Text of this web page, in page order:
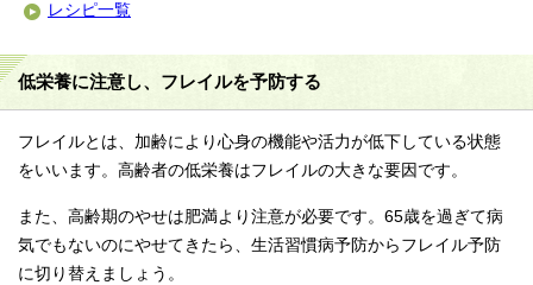
レシピ一覧
低栄養に注意し、フレイルを予防する
フレイルとは、加齢により心身の機能や活力が低下している状態
をいいます。高齢者の低栄養はフレイルの大きな要因です。
また、高齢期のやせは肥満より注意が必要です。65歳を過ぎて病
気でもないのにやせてきたら、生活習慣病予防からフレイル予防
に切り替えましょう。